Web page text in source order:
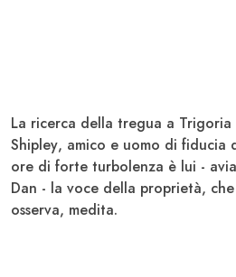
La ricerca della tregua a Trigoria
Shipley, amico e uomo di fiducia
ore di forte turbolenza è lui -
Dan - la voce della proprietà,
osserva, medita.